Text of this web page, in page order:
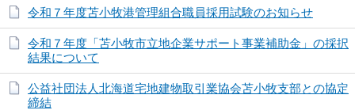
令和７年度苫小牧港管理組合職員採用試験のお知らせ
令和７年度「苫小牧市立地企業サポート事業補助金」の採択
結果について
公益社団法人北海道宅地建物取引業協会苫小牧支部との協定
締結